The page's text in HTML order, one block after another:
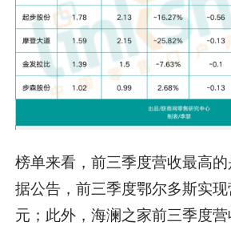
榜单来看，前三季度营收最高
据公告，前三季度鄂尔多斯实
元；此外，海澜之家前三季度